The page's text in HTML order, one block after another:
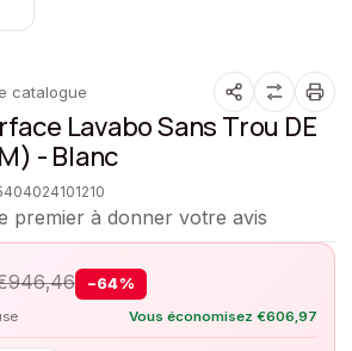
catalogue
Lavabo Sans Trou DE
- Blanc
premier à donner votre avis
946,46 −64%
Vous économisez €606,97